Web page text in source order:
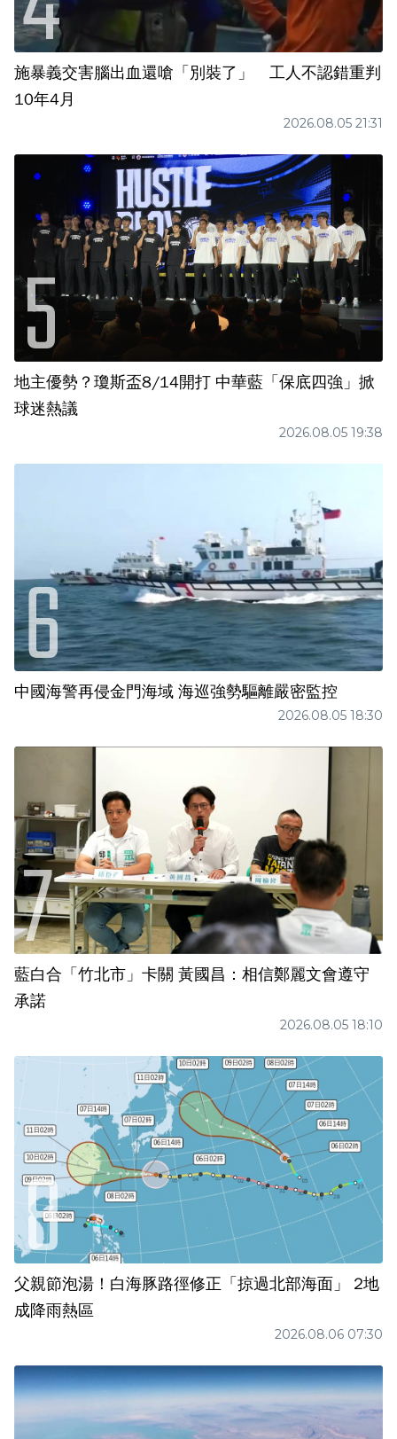
施暴義交害腦出血還嗆「別裝了」 工人不認錯重判
10年4月
2026.08.05 21:31
地主優勢？瓊斯盃8/14開打 中華藍「保底四強」掀
球迷熱議
2026.08.05 19:38
中國海警再侵金門海域 海巡強勢驅離嚴密監控
2026.08.05 18:30
藍白合「竹北市」卡關 黃國昌：相信鄭麗文會遵守
承諾
2026.08.05 18:10
父親節泡湯！白海豚路徑修正「掠過北部海面」 2地
成降雨熱區
2026.08.06 07:30